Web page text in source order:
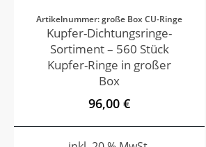
Artikelnummer: große Box CU-Ringe
Kupfer-Dichtungsringe-
Sortiment – 560 Stück
Kupfer-Ringe in großer
Box
96,00 €